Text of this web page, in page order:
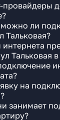
провайдеры
ли
Тальковая?
Тальковая
на
занимает